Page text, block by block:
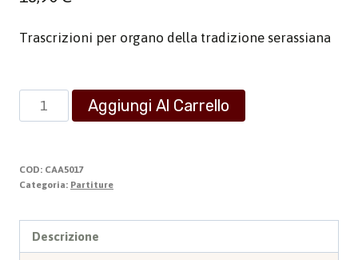
Trascrizioni per organo della tradizione serassiana
Ouverture
da
Gazza
Ladra"
Aggiungi Al Carrello
COD: CAA5017
Categoria: Partiture
Descrizione